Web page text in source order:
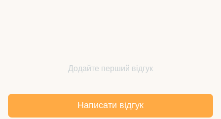
Додайте перший відгук
Написати відгук